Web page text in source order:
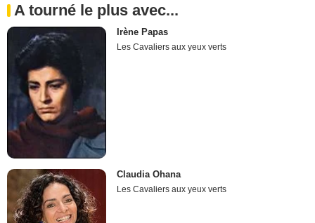
A tourné le plus avec...
Irène Papas
Les Cavaliers aux yeux verts
Claudia Ohana
Les Cavaliers aux yeux verts